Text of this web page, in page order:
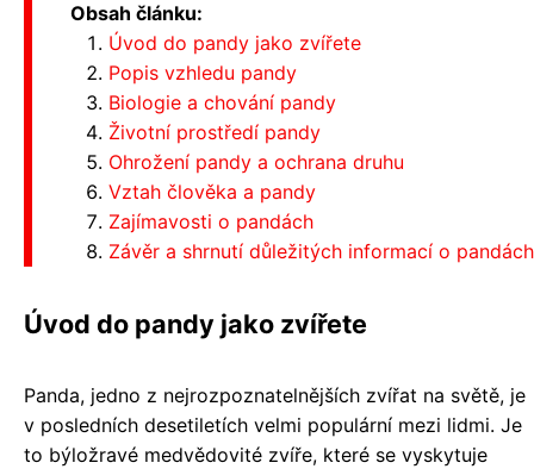
Obsah článku:
Úvod do pandy jako zvířete
Popis vzhledu pandy
Biologie a chování pandy
Životní prostředí pandy
Ohrožení pandy a ochrana druhu
Vztah člověka a pandy
Zajímavosti o pandách
Závěr a shrnutí důležitých informací o pandách
Úvod do pandy jako zvířete
Panda, jedno z nejrozpoznatelnějších zvířat na světě, je
v posledních desetiletích velmi populární mezi lidmi. Je
to býložravé medvědovité zvíře, které se vyskytuje